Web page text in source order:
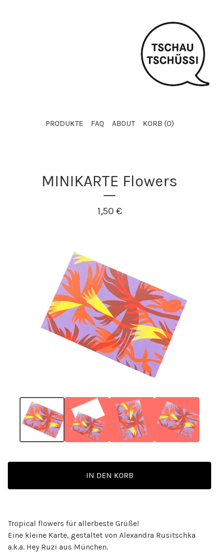
PRODUKTE FAQ ABOUT KORB (0)
MINIKARTE Flowers
1,50 €
IN DEN KORB
Tropical flowers für allerbeste Grüße!
Eine kleine Karte, gestaltet von Alexandra Rusitschka
a.k.a. Hey Ruzi aus München.